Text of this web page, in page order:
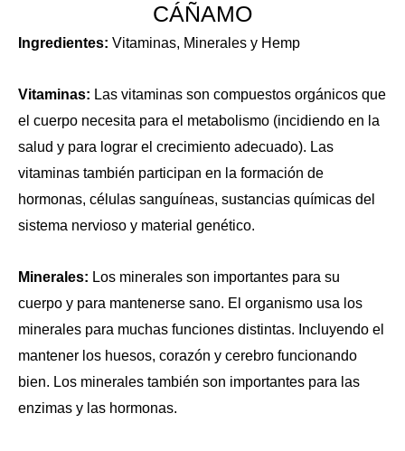
CÁÑAMO
Ingredientes: Vitaminas, Minerales y Hemp
Vitaminas: Las vitaminas son compuestos orgánicos que
el cuerpo necesita para el metabolismo (incidiendo en la
salud y para lograr el crecimiento adecuado). Las
vitaminas también participan en la formación de
hormonas, células sanguíneas, sustancias químicas del
sistema nervioso y material genético.
Minerales: Los minerales son importantes para su
cuerpo y para mantenerse sano. El organismo usa los
minerales para muchas funciones distintas. Incluyendo el
mantener los huesos, corazón y cerebro funcionando
bien. Los minerales también son importantes para las
enzimas y las hormonas.